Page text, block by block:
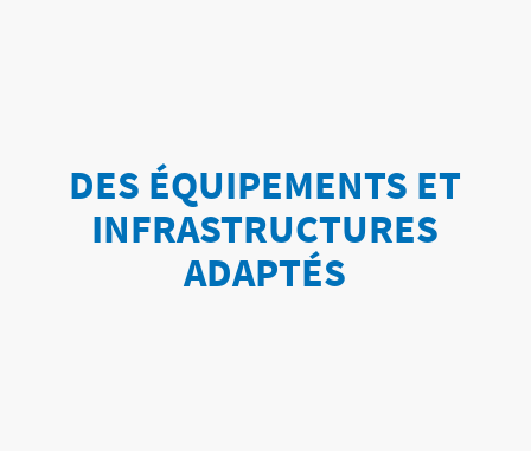
DES ÉQUIPEMENTS ET
INFRASTRUCTURES
ADAPTÉS